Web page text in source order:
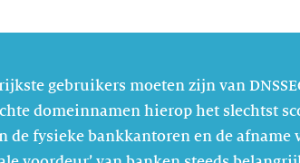
gebruikers moeten zijn van
domeinnamen hierop het slechtst
fysieke bankkantoren en de afname